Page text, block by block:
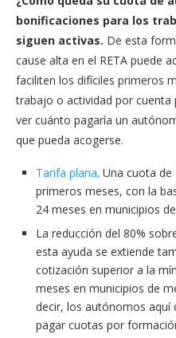
bonificaciones para los
siguen activas. De esta
cause alta en el RETA puede
faciliten los difíciles primeros
trabajo o actividad por cuenta
ver cuánto pagaría un
que pueda acogerse.
Tarifa plana. Una cuota
primeros meses, con la
24 meses en municipios
La reducción del 80%
esta ayuda se extiende
cotización superior a la
meses en municipios de
decir, los autónomos aquí
pagar cuotas por